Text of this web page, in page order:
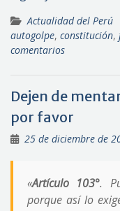
Actualidad del Perú
autogolpe, constitución,
comentarios
Dejen de
por favor
25 de diciembre de
«Artículo 103°.
porque así lo